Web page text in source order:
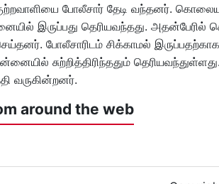
போலீசார் தேடி வந்தனர்.
இருப்பது தெரியவந்தது. அதன்பேரில்
போலீசாரிடம் சிக்காமல்
சுற்றித்திரிந்ததும்
வருகின்றனர்.
around the web